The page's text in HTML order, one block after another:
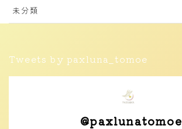
未分類
Tweets by paxluna_tomoe
@paxlunatomoe